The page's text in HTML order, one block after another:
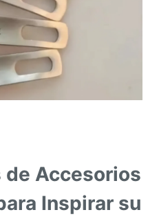
de Accesorios
Inspirar su